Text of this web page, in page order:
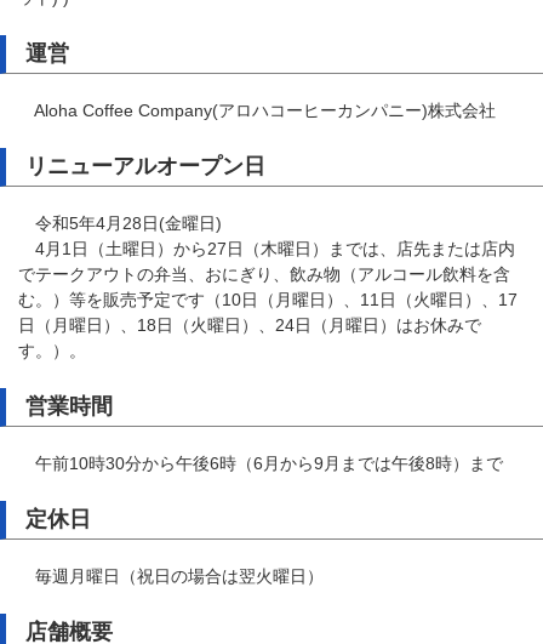
運営
Aloha Coffee Company(アロハコーヒーカンパニー)株式会社
リニューアルオープン日
令和5年4月28日(金曜日)
4月1日（土曜日）から27日（木曜日）までは、店先または店内
でテークアウトの弁当、おにぎり、飲み物（アルコール飲料を含
む。）等を販売予定です（10日（月曜日）、11日（火曜日）、17
日（月曜日）、18日（火曜日）、24日（月曜日）はお休みで
す。）。
営業時間
午前10時30分から午後6時（6月から9月までは午後8時）まで
定休日
毎週月曜日（祝日の場合は翌火曜日）
店舗概要